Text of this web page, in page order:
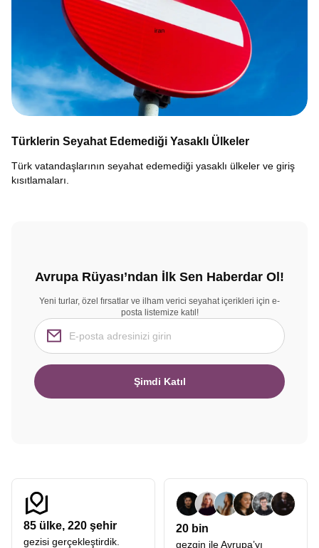
Türklerin Seyahat Edemediği Yasaklı Ülkeler
Türk vatandaşlarının seyahat edemediği yasaklı ülkeler ve giriş
kısıtlamaları.
Avrupa Rüyası’ndan İlk Sen Haberdar Ol!
Yeni turlar, özel fırsatlar ve ilham verici seyahat içerikleri için e-
posta listemize katıl!
Şimdi Katıl
85 ülke, 220 şehir
gezisi gerçekleştirdik.
20 bin
gezgin ile Avrupa’yı